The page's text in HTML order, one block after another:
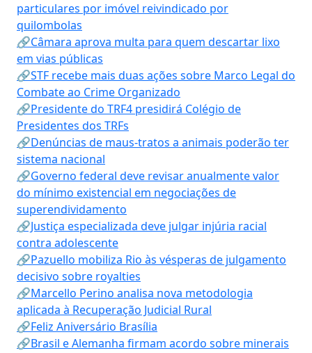
particulares por imóvel reivindicado por
quilombolas
🔗Câmara aprova multa para quem descartar lixo
em vias públicas
🔗STF recebe mais duas ações sobre Marco Legal do
Combate ao Crime Organizado
🔗Presidente do TRF4 presidirá Colégio de
Presidentes dos TRFs
🔗Denúncias de maus-tratos a animais poderão ter
sistema nacional
🔗Governo federal deve revisar anualmente valor
do mínimo existencial em negociações de
superendividamento
🔗Justiça especializada deve julgar injúria racial
contra adolescente
🔗Pazuello mobiliza Rio às vésperas de julgamento
decisivo sobre royalties
🔗Marcello Perino analisa nova metodologia
aplicada à Recuperação Judicial Rural
🔗Feliz Aniversário Brasília
🔗Brasil e Alemanha firmam acordo sobre minerais